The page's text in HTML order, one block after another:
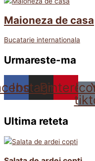
Maioneza de casa
Bucatarie internationala
Urmareste-ma
Instagram
Pinterest
Ultima reteta